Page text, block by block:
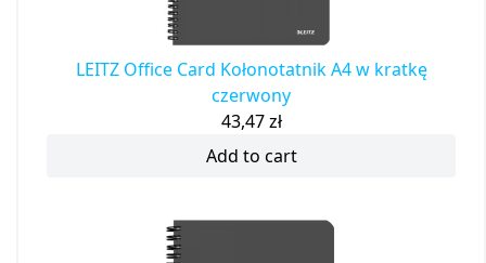
LEITZ Office Card Kołonotatnik A4 w kratkę
czerwony
43,47zł
Add to cart